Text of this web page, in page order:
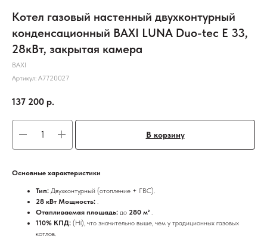
Котел газовый настенный двухконтурный
конденсационный BAXI LUNA Duo-tec E 33,
28кВт, закрытая камера
BAXI
Артикул: A7720027
137 200 р.
В корзину
Основные характеристики
Тип: Двухконтурный (отопление + ГВС).
28 кВт Мощность: .
Отапливаемая площадь: до 280 м² .
110% КПД: (Hi), что значительно выше, чем у традиционных газовых
котлов.